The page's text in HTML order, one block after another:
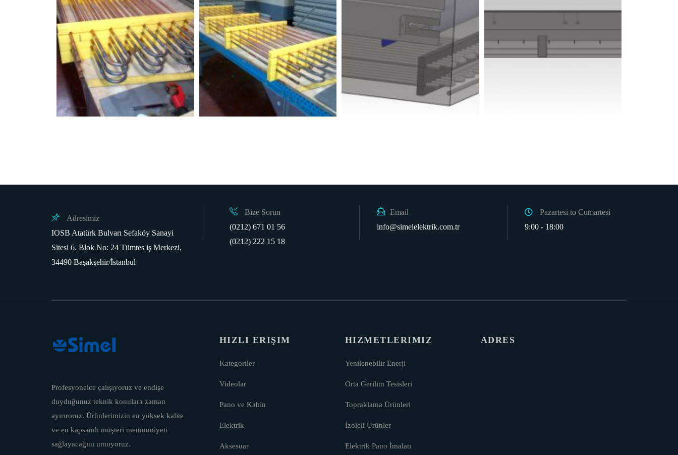
Adresimiz
IOSB Atatürk Bulvarı Sefaköy Sanayi
Sitesi 6. Blok No: 24 Tümtes iş Merkezi,
34490 Başakşehir/İstanbul
Bize Sorun
(0212) 671 01 56
(0212) 222 15 18
Email
info@simelelektrik.com.tr
Pazartesi to Cumartesi
9:00 - 18:00
Profesyonelce çalışıyoruz ve endişe
duyduğunuz teknik konulara zaman
ayırıroruz. Ürünlerimizin en yüksek kalite
ve en kapsamlı müşteri memnuniyeti
sağlayacağını umuyoruz.
HIZLI ERIŞIM
Kategoriler
Videolar
Pano ve Kabin
Elektrik
Aksesuar
HIZMETLERIMIZ
Yenilenebilir Enerji
Orta Gerilim Tesisleri
Topraklama Ürünleri
İzoleli Ürünler
Elektrik Pano İmalatı
ADRES